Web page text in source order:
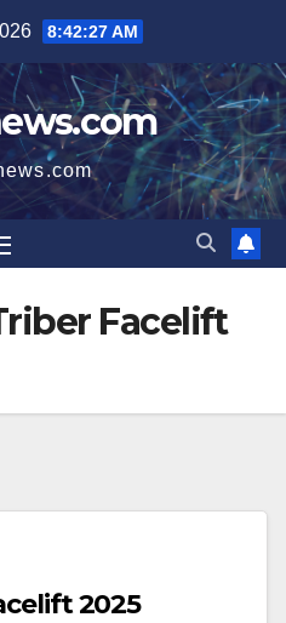
8:42:27 AM
Facelift
2025